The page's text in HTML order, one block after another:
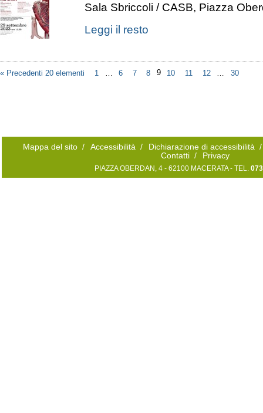
Sala Sbriccoli / CASB, Piazza
Attilio
Ascarelli:
Fosse
Ardeatine
Leggi il resto
« Precedenti 20 elementi 1 6 7 8 9 10 11 12 30
Mappa del sito / Accessibilità / Dichiarazione di accessibilità /
Contatti / Privacy
PIAZZA OBERDAN, 4 - 62100 MACERATA - TEL.